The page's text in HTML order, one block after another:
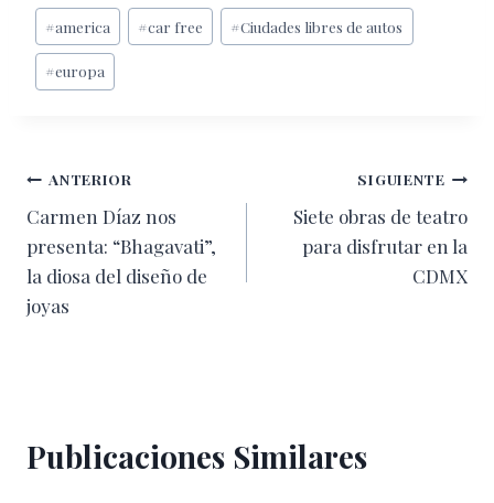
Etiquetas
de
la
#america #car free #Ciudades libres de autos
#europa
Navegación
de
entradas
ANTERIOR
Carmen Díaz nos
presenta: “Bhagavati”,
la diosa del diseño de
joyas
SIGUIENTE
Siete obras de teatro
para disfrutar en la
CDMX
Publicaciones Similares